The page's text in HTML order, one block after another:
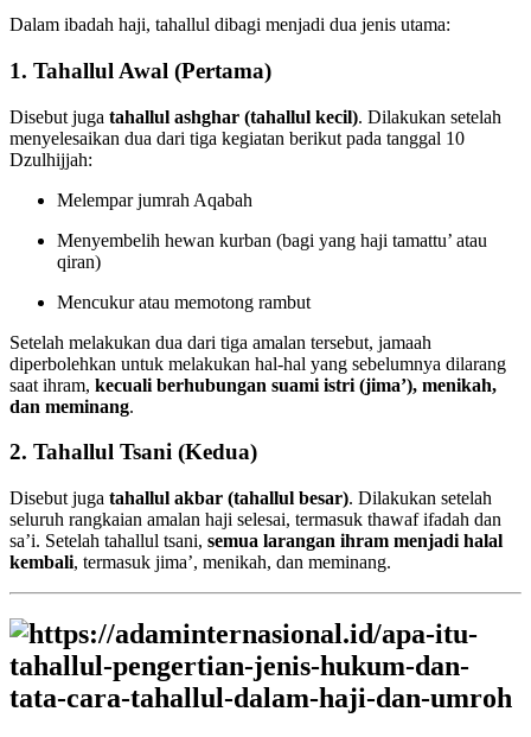
Dalam ibadah haji, tahallul dibagi menjadi dua jenis utama:
1. Tahallul Awal (Pertama)
Disebut juga tahallul ashghar (tahallul kecil). Dilakukan setelah
menyelesaikan dua dari tiga kegiatan berikut pada tanggal 10
Dzulhijjah:
Melempar jumrah Aqabah
Menyembelih hewan kurban (bagi yang haji tamattu’ atau
qiran)
Mencukur atau memotong rambut
Setelah melakukan dua dari tiga amalan tersebut, jamaah
diperbolehkan untuk melakukan hal-hal yang sebelumnya dilarang
saat ihram, kecuali berhubungan suami istri (jima’), menikah,
dan meminang.
2. Tahallul Tsani (Kedua)
Disebut juga tahallul akbar (tahallul besar). Dilakukan setelah
seluruh rangkaian amalan haji selesai, termasuk thawaf ifadah dan
sa’i. Setelah tahallul tsani, semua larangan ihram menjadi halal
kembali, termasuk jima’, menikah, dan meminang.